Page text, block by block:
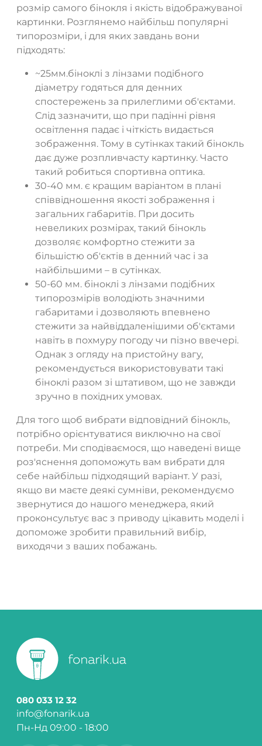
розмір самого бінокля і якість відображуваної
картинки. Розглянемо найбільш популярні
типорозміри, і для яких завдань вони
підходять:
~25мм.біноклі з лінзами подібного
діаметру годяться для денних
спостережень за прилеглими об'єктами.
Слід зазначити, що при падінні рівня
освітлення падає і чіткість видається
зображення. Тому в сутінках такий бінокль
дає дуже розпливчасту картинку. Часто
такий робиться спортивна оптика.
30-40 мм. є кращим варіантом в плані
співвідношення якості зображення і
загальних габаритів. При досить
невеликих розмірах, такий бінокль
дозволяє комфортно стежити за
більшістю об'єктів в денний час і за
найбільшими – в сутінках.
50-60 мм. біноклі з лінзами подібних
типорозмірів володіють значними
габаритами і дозволяють впевнено
стежити за найвіддаленішими об'єктами
навіть в похмуру погоду чи пізно ввечері.
Однак з огляду на пристойну вагу,
рекомендується використовувати такі
біноклі разом зі штативом, що не завжди
зручно в похідних умовах.
Для того щоб вибрати відповідний бінокль,
потрібно орієнтуватися виключно на свої
потреби. Ми сподіваємося, що наведені вище
роз'яснення допоможуть вам вибрати для
себе найбільш підходящий варіант. У разі,
якщо ви маєте деякі сумніви, рекомендуємо
звернутися до нашого менеджера, який
проконсультує вас з приводу цікавить моделі і
допоможе зробити правильний вибір,
виходячи з ваших побажань.
080 033 12 32
info@fonarik.ua
Пн-Нд 09:00 - 18:00